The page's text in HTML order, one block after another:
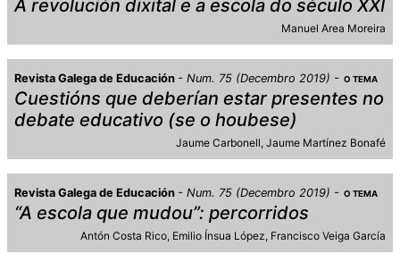
A revolución dixital e a escola do século XXI
Manuel Area Moreira
Revista Galega de Educación Num. 75 (Decembro 2019) O TEMA
Cuestións que deberían estar presentes no
debate educativo (se o houbese)
Jaume Carbonell Jaume Martínez Bonafé
Revista Galega de Educación Num. 75 (Decembro 2019) O TEMA
“A escola que mudou”: percorridos
Antón Costa Rico Emilio Ínsua López Francisco Veiga García